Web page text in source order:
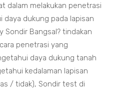
dalam melakukan penetrasi
dukung pada lapisan
Bangsal? tindakan
penetrasi yang
daya dukung tanah
kedalaman lapisan
/ tidak), Sondir test di